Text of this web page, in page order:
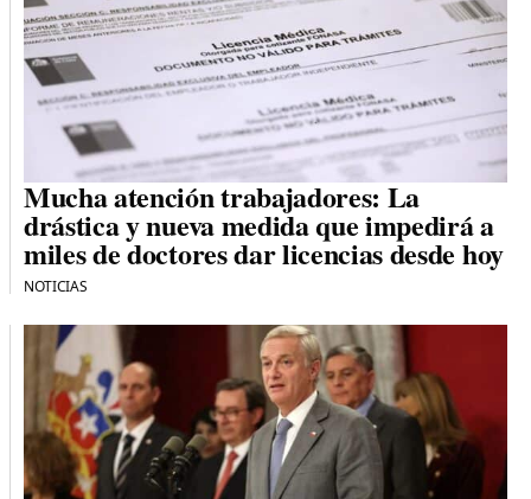
Mucha atención trabajadores: La
drástica y nueva medida que impedirá a
miles de doctores dar licencias desde hoy
NOTICIAS